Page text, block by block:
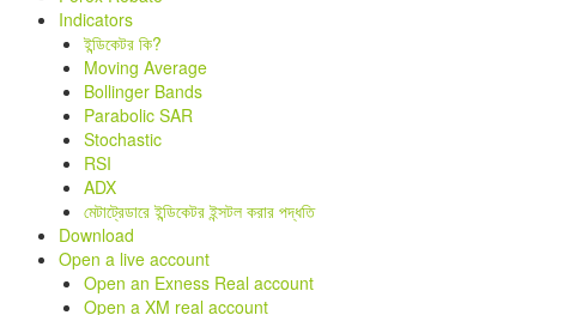
Indicators
ইন্ডিকেটর কি?
Moving Average
Bollinger Bands
Parabolic SAR
Stochastic
RSI
ADX
মেটাট্রেডারে ইন্ডিকেটর ইন্সটল করার পদ্ধতি
Download
Open a live account
Open an Exness Real account
Open a XM real account